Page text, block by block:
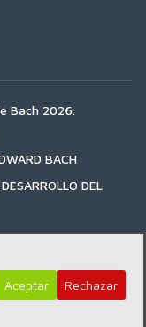
Bach 2026.
BACH
DEL
Aceptar Rechazar